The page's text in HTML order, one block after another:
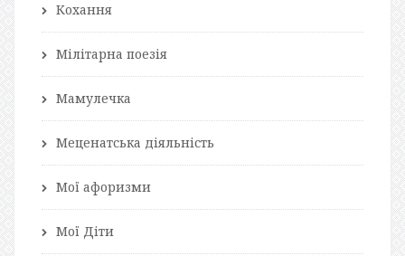
Кохання
Мілітарна поезія
Мамулечка
Меценатська діяльність
Мої афоризми
Мої Діти